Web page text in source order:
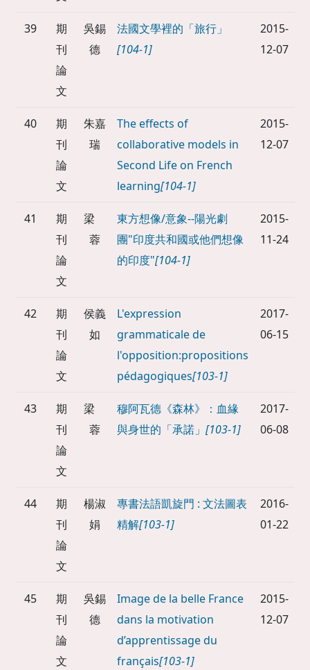
39
期
刊
論
文
吳錫
德
法國文學裡的「旅行」
[104-1]
2015-
12-07
40
期
刊
論
文
朱嘉
瑞
The effects of
collaborative models in
Second Life on French
learning[104-1]
2015-
12-07
41
期
刊
論
文
梁
蓉
東方想像/意象--陽光劇
團"印度共和國或他們想像
的印度"[104-1]
2015-
11-24
42
期
刊
論
文
侯義
如
L'expression
grammaticale de
l'opposition:propositions
pédagogiques[103-1]
2017-
06-15
43
期
刊
論
文
梁
蓉
穆阿瓦德《森林》：血緣
與身世的「承諾」 [103-1]
2017-
06-08
44
期
刊
論
文
楊淑
娟
專書法語凱旋門 : 文法圖表
精解[103-1]
2016-
01-22
45
期
刊
論
文
吳錫
德
Image de la belle France
dans la motivation
d’apprentissage du
français[103-1]
2015-
12-07